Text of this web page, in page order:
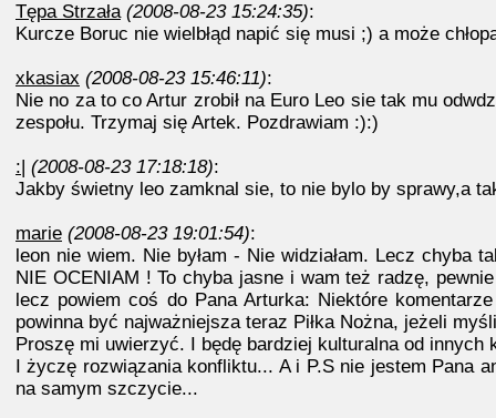
Tępa Strzała (2008-08-23 15:24:35):
Kurcze Boruc nie wielbłąd napić się musi ;) a może
xkasiax (2008-08-23 15:46:11):
Nie no za to co Artur zrobił na Euro Leo sie tak mu
zespołu. Trzymaj się Artek. Pozdrawiam :):)
:| (2008-08-23 17:18:18):
Jakby świetny leo zamknal sie, to nie bylo by sprawy,a
marie (2008-08-23 19:01:54):
leon nie wiem. Nie byłam - Nie widziałam. Lecz chyba
NIE OCENIAM ! To chyba jasne i wam też radzę,
lecz powiem coś do Pana Arturka: Niektóre
powinna być najważniejsza teraz Piłka Nożna, jeżeli
Proszę mi uwierzyć. I będę bardziej kulturalna od innych
I życzę rozwiązania konfliktu... A i P.S nie jestem Pana
na samym szczycie...